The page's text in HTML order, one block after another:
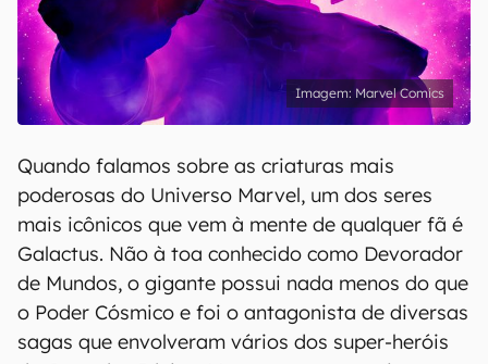
Marvel Comics
Quando falamos sobre as criaturas mais
poderosas do Universo Marvel, um dos seres
mais icônicos que vem à mente de qualquer fã é
Galactus. Não à toa conhecido como Devorador
de Mundos, o gigante possui nada menos do que
o Poder Cósmico e foi o antagonista de diversas
sagas que envolveram vários dos super-heróis